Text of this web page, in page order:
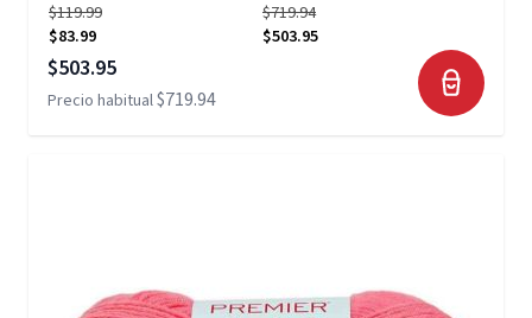
$119.99
$83.99
$719.94
$503.95
Precio especial
$503.95
Precio habitual$719.94